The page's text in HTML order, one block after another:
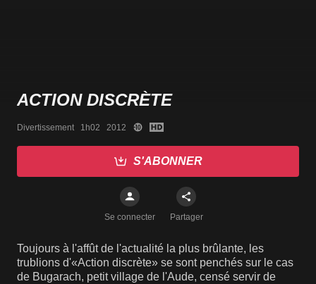
ACTION DISCRÈTE
Divertissement   1h02   2012
S'ABONNER
Se connecter Partager
Toujours à l'affût de l'actualité la plus brûlante, les
trublions d'«Action discrète» se sont penchés sur le cas
de Bugarach, petit village de l'Aude, censé servir de